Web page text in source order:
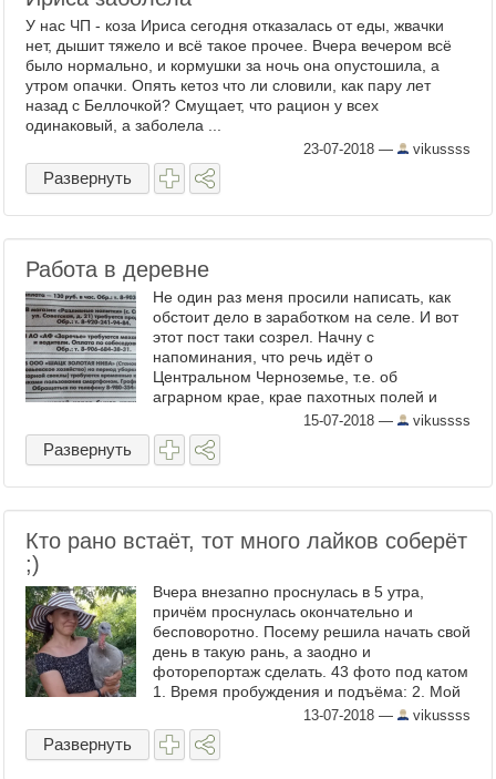
У нас ЧП - коза Ириса сегодня отказалась от еды, жвачки
нет, дышит тяжело и всё такое прочее. Вчера вечером всё
было нормально, и кормушки за ночь она опустошила, а
утром опачки. Опять кетоз что ли словили, как пару лет
назад с Беллочкой? Смущает, что рацион у всех
одинаковый, а заболела ...
23-07-2018 — vikussss
Развернуть
Работа в деревне
Не один раз меня просили написать, как
обстоит дело в заработком на селе. И вот
этот пост таки созрел. Начну с
напоминания, что речь идёт о
Центральном Черноземье, т.е. об
аграрном крае, крае пахотных полей и
плодовых садов. Соответственно работа
тут всегда есть - в сезон разумеется. ...
15-07-2018 — vikussss
Развернуть
Кто рано встаёт, тот много лайков соберёт
;)
Вчера внезапно проснулась в 5 утра,
причём проснулась окончательно и
бесповоротно. Посему решила начать свой
день в такую рань, а заодно и
фоторепортаж сделать. 43 фото под катом
1. Время пробуждения и подъёма: 2. Мой
вид по окончанию одевально-умывальных
мероприятий: 3. ...
13-07-2018 — vikussss
Развернуть